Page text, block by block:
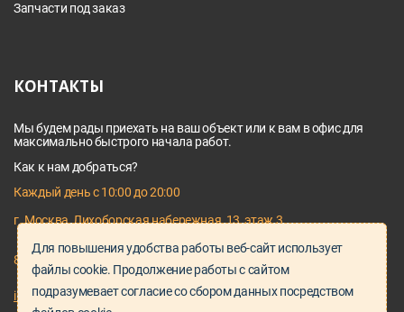
Запчасти под заказ
КОНТАКТЫ
Мы будем рады приехать на ваш объект или к вам в офис для
максимально быстрого начала работ.
Как к нам добраться?
Каждый день с 10:00 до 20:00
г. Москва, Лихоборская набережная, 13, этаж 3
8 495 128 03 64
info@proservice-klimat.ru
Для повышения удобства работы веб-сайт использует
файлы cookie. Продолжение работы с сайтом
подразумевает согласие со сбором данных посредством